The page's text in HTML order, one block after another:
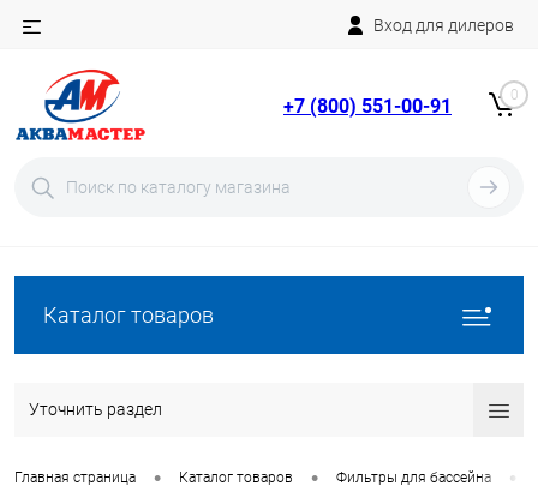
Вход для дилеров
+7 (800) 551-00-91 0
Каталог товаров
Уточнить раздел
Главная страница • Каталог товаров • Фильтры для бассейна •